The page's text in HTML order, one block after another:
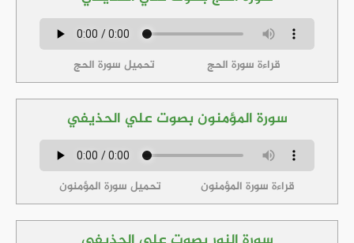
قراءة سورة الحج تحميل سورة الحج
سورة المؤمنون بصوت علي الحذيفي
قراءة سورة المؤمنون تحميل سورة المؤمنون